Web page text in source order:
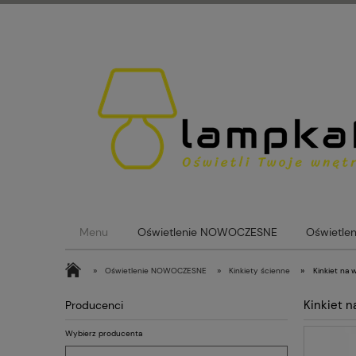
Menu Oświetlenie NOWOCZESNE
» Oświetlenie NOWOCZESNE » Kinkiety ścienne » Kinkiet na
Producenci
Wybierz producenta
Kinkiet